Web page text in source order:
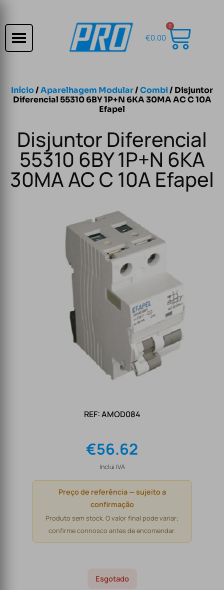
€0.00
0
Início/Aparelhagem Modular/Combi/ Disjuntor
Diferencial 55310 6BY 1P+N 6KA 30MA AC C 10A
Efapel
Disjuntor Diferencial
55310 6BY 1P+N 6KA
30MA AC C 10A Efapel
REF: AMOD084
€56.62
Inclui IVA
Preço de referência — sujeito a
confirmação
Produto sem stock. O valor final pode variar;
confirme connosco antes de encomendar.
Esgotado